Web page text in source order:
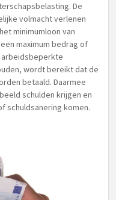
De
volmacht verlenen
minimumloon van
maximum bedrag of
wordt bereikt dat de
betaald. Daarmee
schulden krijgen en
schuldsanering komen.